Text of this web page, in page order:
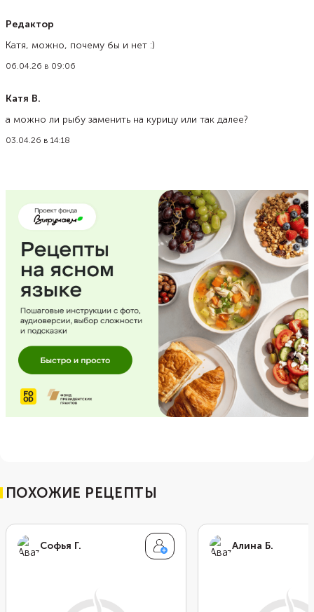
Редактор
Катя, можно, почему бы и нет :)
06.04.26 в 09:06
Катя В.
а можно ли рыбу заменить на курицу или так далее?
03.04.26 в 14:18
ПОХОЖИЕ РЕЦЕПТЫ
Софья Г. Алина Б.